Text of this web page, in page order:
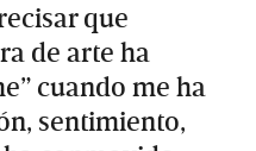
que
de arte ha
cuando me ha
sentimiento,